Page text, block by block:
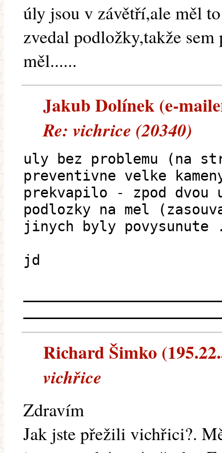
úly jsou v závětří,ale měl
zvedal podložky,takže
měl......
Jakub Dolínek (e-
Re: vichrice (20340)
uly bez problemu (na
preventivne velke
prekvapilo - zpod
podlozky na mel
jinych byly
jd
Richard Šimko
vichřice
Zdravím
Jak jste přežili vichřici?.